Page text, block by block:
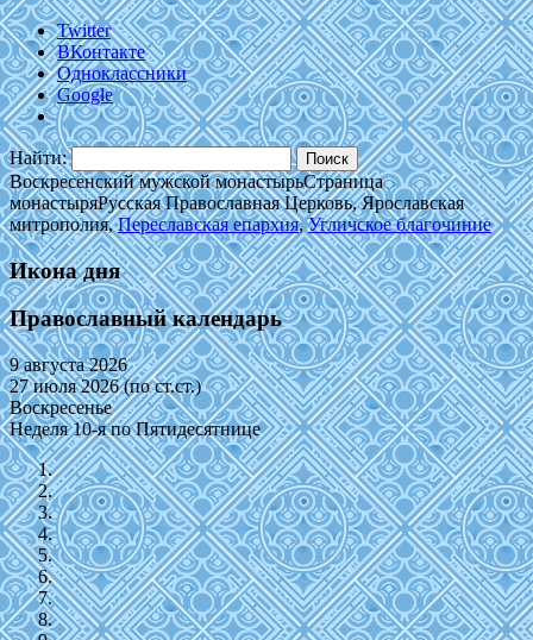
Twitter
ВКонтакте
Одноклассники
Google
Найти:
Воскресенский мужской монастырьСтраница
монастыряРусская Православная Церковь, Ярославская
митрополия,Переславская епархия,Угличское благочиние
Икона дня
Православный календарь
9 августа 2026
27 июля 2026 (по ст.ст.)
Воскресенье
Неделя 10-я по Пятидесятнице